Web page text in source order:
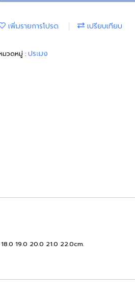
เพิ่มรายการโปรด เปรียบเทียบ
มวดหมู่ : ประมง
19.0 20.0 21.0 22.0cm.